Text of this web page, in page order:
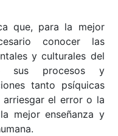
que, para la mejor
conocer las
y culturales del
sus procesos y
tanto psíquicas
el error o la
mejor enseñanza y